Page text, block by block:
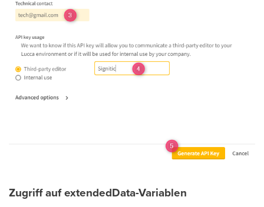
Zugriff auf extendedData-Variablen